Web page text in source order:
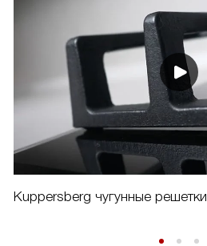
Kuppersberg чугунные решетки